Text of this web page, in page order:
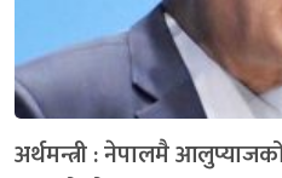
अर्थमन्त्री : नेपालमै